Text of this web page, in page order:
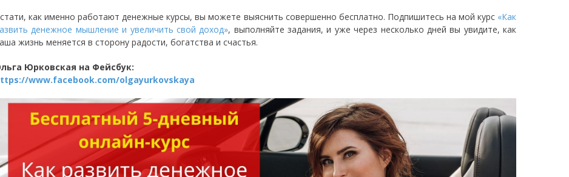
как именно работают денежные курсы, вы можете выяснить совершенно бесплатно. Подпишитесь на мой курс «Как
денежное мышление и увеличить свой доход», выполняйте задания, и уже через несколько дней вы увидите, как
жизнь меняется в сторону радости, богатства и счастья.
Юрковская на Фейсбук:
www.facebook.com/olgayurkovskaya